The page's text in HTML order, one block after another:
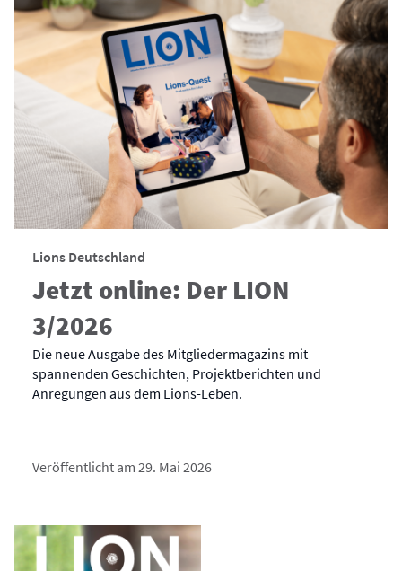
Lions Deutschland
Jetzt online: Der LION
3/2026
Die neue Ausgabe des Mitgliedermagazins mit
spannenden Geschichten, Projektberichten und
Anregungen aus dem Lions-Leben.
Veröffentlicht am 29. Mai 2026